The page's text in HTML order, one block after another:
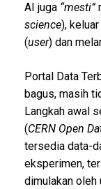
AI juga “mesti”
science),
(user) dan
Portal Data
bagus, masih
Langkah awal
(CERN Open
tersedia data-
eksperimen,
dimulakan oleh